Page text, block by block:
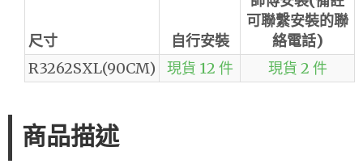
尺寸 自行安裝
可聯繫安裝的聯
絡電話)
R3262SXL(90CM)
現貨 12 件 現貨 2 件
商品描述